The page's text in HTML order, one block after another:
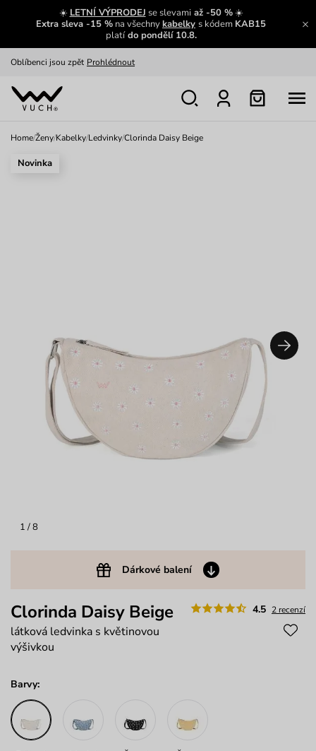
☀️ LETNÍ VÝPRODEJ se slevamiaž -50 %☀️
Extra sleva -15 % na všechnykabelky s kódem KAB15
platído pondělí 10.8.
Zajímavosti ze světa Vuch:
Zobrazit
Oblíbenci jsou zpět Prohlédnout
Nech se inspirovat
Home/Ženy/Kabelky/Ledvinky/Clorinda Daisy Beige
1 / 8
Dárkové balení
Novinka
4.5 2 recenzí
Clorinda Daisy Beige
látková ledvinka s květinovou
výšivkou
Barvy: